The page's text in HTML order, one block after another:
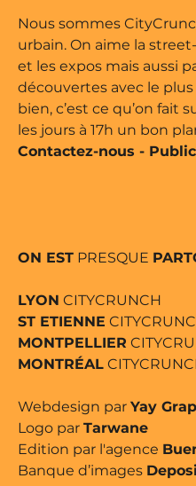
édité par
Nous sommes
urbain. On aime la
et les expos mais aussi
découvertes avec le
bien, c’est ce qu’on fait
les jours à 17h un bon
Contactez-nous -
ON EST PRESQUE
LYON CITYCRUNCH
ST ETIENNE
MONTPELLIER
MONTRÉAL
Webdesign par Yay
Logo par Tarwane
Edition par l'agence
Banque d’images